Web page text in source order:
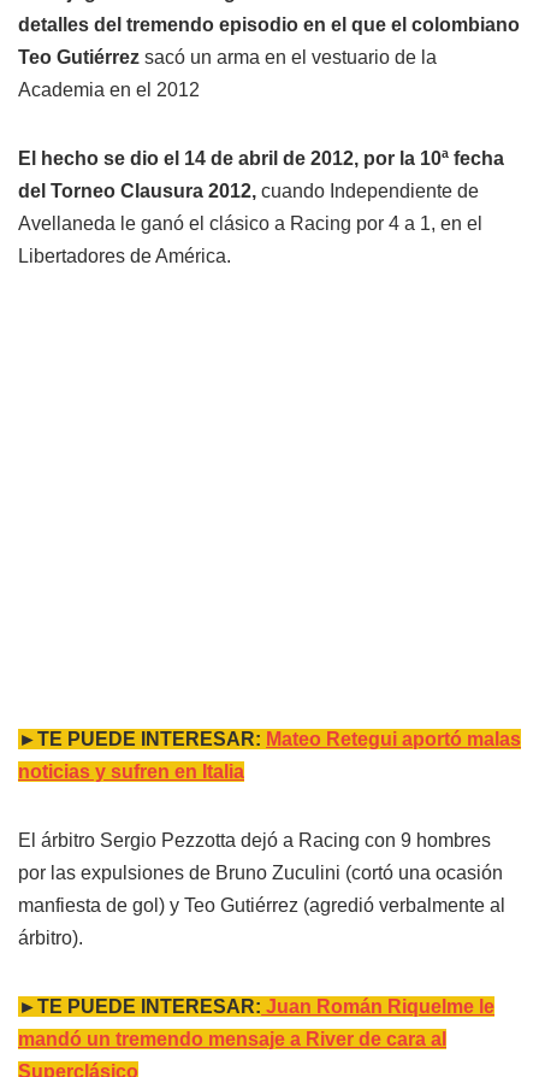
detalles del tremendo episodio en el que el colombiano
Teo Gutiérrez sacó un arma en el vestuario de la
Academia en el 2012
El hecho se dio el 14 de abril de 2012, por la 10ª fecha
del Torneo Clausura 2012, cuando Independiente de
Avellaneda le ganó el clásico a Racing por 4 a 1, en el
Libertadores de América.
►TE PUEDE INTERESAR: Mateo Retegui aportó malas
noticias y sufren en Italia
El árbitro Sergio Pezzotta dejó a Racing con 9 hombres
por las expulsiones de Bruno Zuculini (cortó una ocasión
manfiesta de gol) y Teo Gutiérrez (agredió verbalmente al
árbitro).
►TE PUEDE INTERESAR: Juan Román Riquelme le
mandó un tremendo mensaje a River de cara al
Superclásico